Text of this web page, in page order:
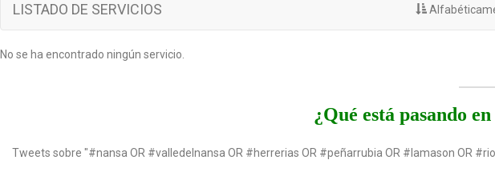
LISTADO DE SERVICIOS
No se ha encontrado ningún servicio.
¿Qué está pasando
Tweets sobre "#nansa OR #valledelnansa OR #herrerias OR #peñarrubia OR #lamason OR